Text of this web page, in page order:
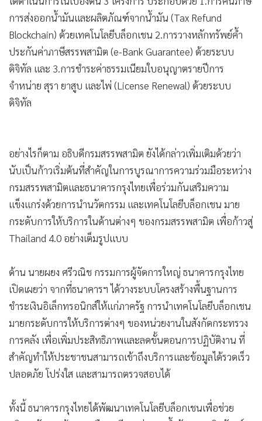
การส่งออกน้ำมันและผลิตภัณฑ์จากน้ำมัน (Tax Refund
Blockchain) ด้วยเทคโนโลยีบล็อกเชน 2.การวางหลักทรัพย์ค้ำ
ประกันค่าภาษีสรรพสามิต (e-Bank Guarantee) ด้วยระบบ
ดิจิทัล และ 3.การชำระค่าธรรมเนียมใบอนุญาตรายปีการ
จำหน่าย สุรา ยาสูบ และไพ่ (License Renewal) ด้วยระบบ
ดิจิทัล
อย่างไรก็ตาม อธิบดีกรมสรรพสามิต ยังได้กล่าวเพิ่มเติมด้วยว่า
นับเป็นก้าวเริ่มต้นที่สำคัญในการบูรณาการความร่วมมือระหว่าง
กรมสรรพสามิตและธนาคารกรุงไทยเพื่อร่วมกันเสริมความ
แข็งแกร่งด้วยการนำนวัตกรรม และเทคโนโลยีบล็อกเชน มาย
กระดับการให้บริการในด้านต่างๆ ของกรมสรรพสามิต เพื่อก้าวสู่
Thailand 4.0 อย่างเต็มรูปแบบ
ด้าน นายผยง ศรีวณิช กรรมการผู้จัดการใหญ่ ธนาคารกรุงไทย
เปิดเผยว่า จากที่ธนาคารฯ ได้วางระบบโครงสร้างพื้นฐานการ
ชำระเงินอิเล็กทรอนิกส์ให้แก่ภาครัฐ การนำเทคโนโลยีบล็อกเชน
มายกระดับการให้บริการต่างๆ ของหน่วยงานในสังกัดกระทรวง
การคลัง เพื่อเพิ่มประสิทธิภาพและลดขั้นตอนการปฏิบัติงาน ที่
สำคัญทำให้ประชาชนสามารถเข้าถึงบริการและข้อมูลได้รวดเร็ว
ปลอดภัย โปร่งใส และสามารถตรวจสอบได้
ทั้งนี้ ธนาคารกรุงไทยได้พัฒนาเทคโนโลยีบล็อกเชนเพื่อช่วย